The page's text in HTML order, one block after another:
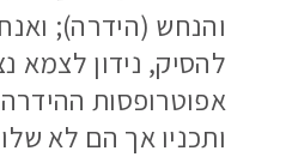
והנחש (הידרה);
להסיק, נידון לצמא
אפוטרופסות
ותכניו אך הם לא שלו